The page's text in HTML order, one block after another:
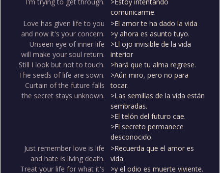
I'm trying to get through.
>Estoy intentando
comunicarme.
Love has given life to you
and now it's your concern.
Unseen eye of inner life
will make your soul return.
Still I look but not to touch.
The seeds of life are sown.
Curtain of the future falls
the secret stays unknown.
>El amor te ha dado la vida
>y ahora es asunto tuyo.
>El ojo invisible de la vida
interior
>hará que tu alma regrese.
>Aún miro, pero no para
tocar.
>Las semillas de la vida están
sembradas.
>El telón del futuro cae.
>El secreto permanece
desconocido.
Just remember love is life
and hate is living death.
Treat your life for what it's
>Recuerda que el amor es
vida
>y el odio es muerte viviente.